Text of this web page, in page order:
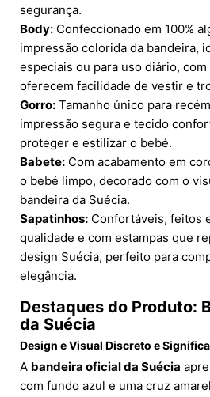
segurança.
Body: Confeccionado em 100%
impressão colorida da bandeira,
especiais ou para uso diário,
oferecem facilidade de vestir e
Gorro: Tamanho único para
impressão segura e tecido
proteger e estilizar o bebé.
Babete: Com acabamento em
o bebé limpo, decorado com o
bandeira da Suécia.
Sapatinhos: Confortáveis, feitos
qualidade e com estampas que
design Suécia, perfeito para
elegância.
Destaques do Produto:
da Suécia
Design e Visual Discreto e
A bandeira oficial da Suécia
com fundo azul e uma cruz